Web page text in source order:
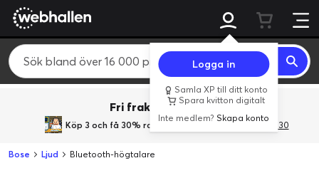
Logga in
Samla XP till ditt konto
Spara kvitton digitalt
Inte medlem?Skapa konto
Fri frakt över 800 kr.
Köp 3 och få 30% rabatt med rabattkoden 3Gives30
Bose Ljud Bluetooth-högtalare